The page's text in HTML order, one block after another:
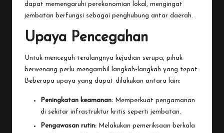
dapat memengaruhi perekonomian lokal, mengingat
jembatan berfungsi sebagai penghubung antar daerah.
Upaya Pencegahan
Untuk mencegah terulangnya kejadian serupa, pihak
berwenang perlu mengambil langkah-langkah yang tepat.
Beberapa upaya yang dapat dilakukan antara lain:
Peningkatan keamanan: Memperkuat pengamanan
di sekitar infrastruktur kritis seperti jembatan.
Pengawasan rutin: Melakukan pemeriksaan berkala